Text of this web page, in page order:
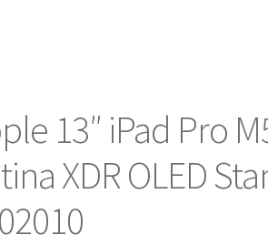
13″ iPad Pro
XDR OLED